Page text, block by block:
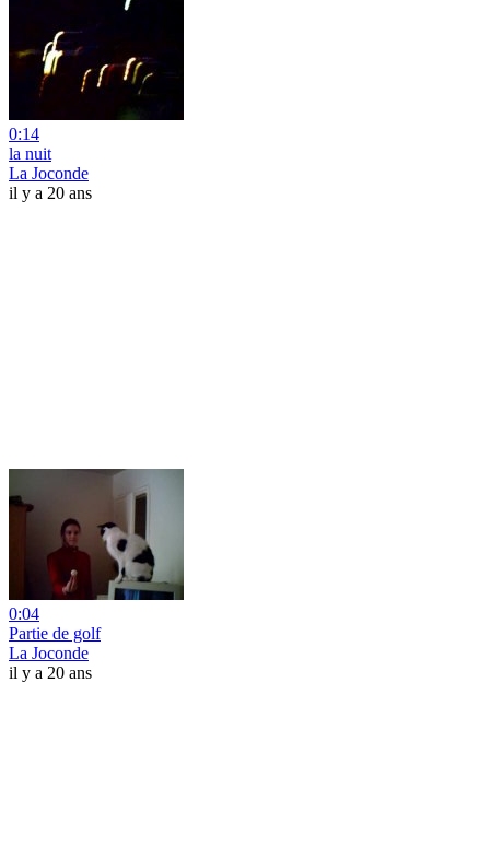
0:14
la nuit
La Joconde
il y a 20 ans
0:04
Partie de golf
La Joconde
il y a 20 ans